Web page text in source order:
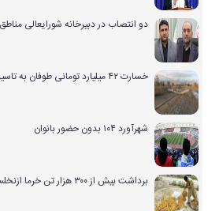
دو انتصاب در دبیرخانه شورایعالی
خسارت ۴۲ میلیارد تومانی طوفان به تاسیسات هرمزگان
شهرآورد ۱۰۴ بدون حضور بانوان
برداشت بیش از ۳۰۰ هزار تن خرما ازنخلستان‌های سیستان وبلوچستان